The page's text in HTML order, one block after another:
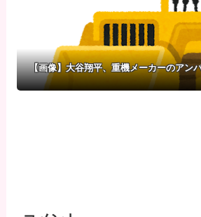
【画像】大谷翔平、重機メーカーのアン